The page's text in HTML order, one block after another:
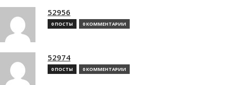
52956
0 ПОСТЫ 0 КОММЕНТАРИИ
52974
0 ПОСТЫ 0 КОММЕНТАРИИ